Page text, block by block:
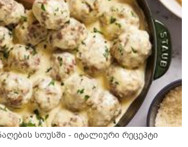
სოუსში - იტალიური რეცეპტი